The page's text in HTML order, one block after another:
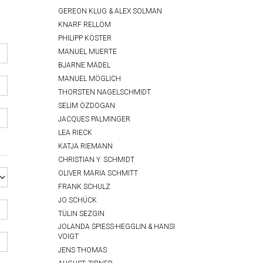
GEREON KLUG & ALEX SOLMAN
KNARF RELLÖM
PHILIPP KÖSTER
MANUEL MUERTE
BJARNE MÄDEL
MANUEL MÖGLICH
THORSTEN NAGELSCHMIDT
SELIM ÖZDOGAN
JACQUES PALMINGER
LEA RIECK
KATJA RIEMANN
CHRISTIAN Y. SCHMIDT
OLIVER MARIA SCHMITT
FRANK SCHULZ
JO SCHÜCK
TÜLIN SEZGIN
JOLANDA SPIESS-HEGGLIN & HANSI
VOIGT
JENS THOMAS